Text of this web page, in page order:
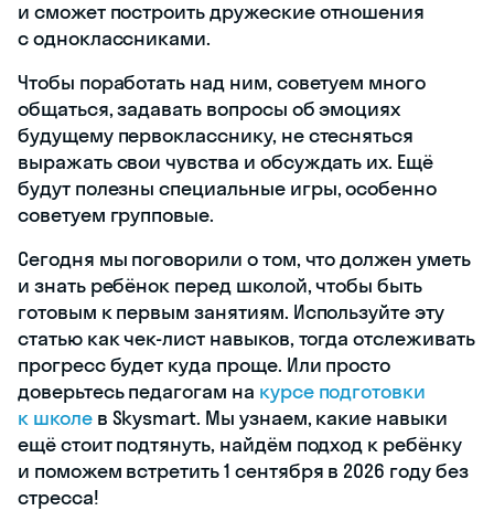
и сможет построить дружеские отношения
с одноклассниками.
Чтобы поработать над ним, советуем много
общаться, задавать вопросы об эмоциях
будущему первокласснику, не стесняться
выражать свои чувства и обсуждать их. Ещё
будут полезны специальные игры, особенно
советуем групповые.
Сегодня мы поговорили о том, что должен уметь
и знать ребёнок перед школой, чтобы быть
готовым к первым занятиям. Используйте эту
статью как чек-лист навыков, тогда отслеживать
прогресс будет куда проще. Или просто
доверьтесь педагогам на курсе подготовки
к школев Skysmart. Мы узнаем, какие навыки
ещё стоит подтянуть, найдём подход к ребёнку
и поможем встретить 1 сентября в 2026 году без
стресса!